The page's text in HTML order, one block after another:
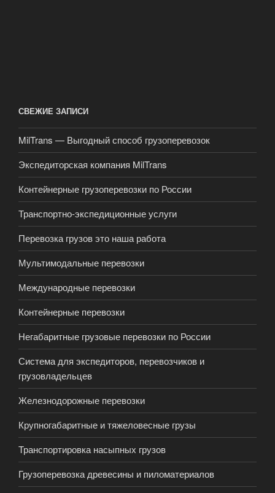
СВЕЖИЕ ЗАПИСИ
MilTrans — Выгодный способ грузоперевозок
Экспедиторская компания MilTrans
Контейнерные грузоперевозки по России
Транспортно-экспедиционные услуги
Перевозка грузов это наша работа
Мультимодальные перевозки
Международные перевозки
Контейнерные перевозки
Негабаритные грузовые перевозки по России
Система для экспедиторов, перевозчиков и
грузовладельцев
Железнодорожные перевозки
Крупногабаритные и тяжеловесные грузы
Транспортировка насыпных грузов
Грузоперевозка древесины и пиломатериалов